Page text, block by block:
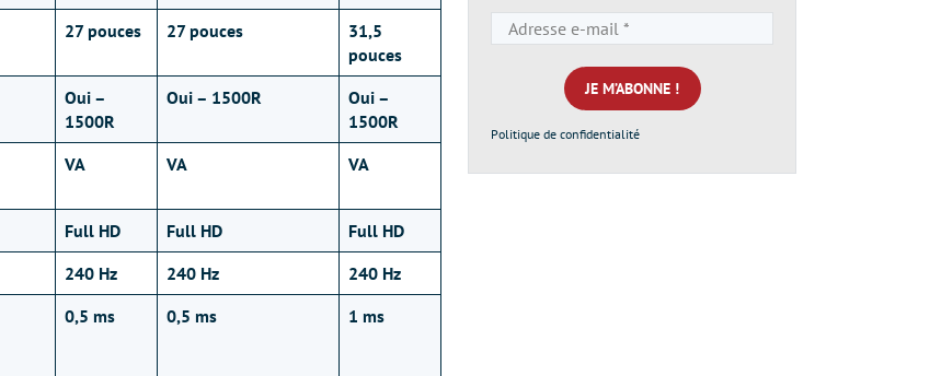
27 pouces 27 pouces
31,5
pouces
Oui –
1500R
Oui – 1500R
Oui –
1500R
VA VA VA
Full HD Full HD
Full HD
240 Hz 240 Hz
240 Hz
0,5 ms 0,5 ms 1 ms
e-
mail
*
Politique de confidentialité